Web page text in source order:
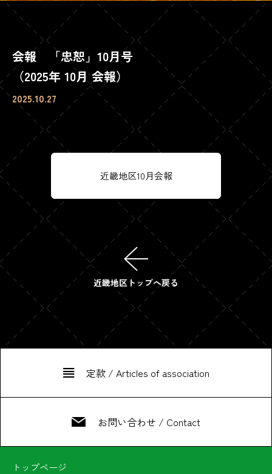
会報 「忠恕」10月号
（2025年 10月 会報）
2025.10.27
近畿地区10月会報
近畿地区トップへ戻る
定款 / Articles of association
お問い合わせ / Contact
トップページ